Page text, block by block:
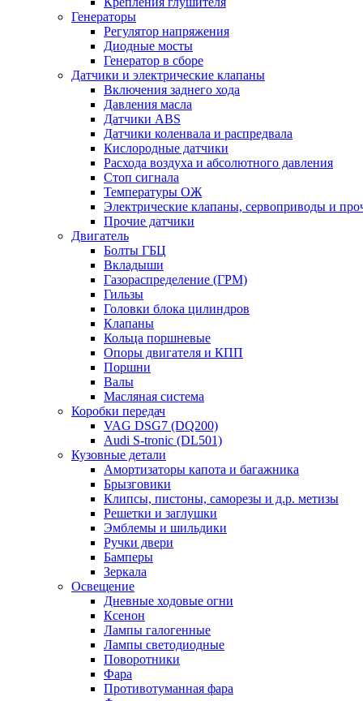
Генераторы
Регулятор напряжения
Диодные мосты
Генератор в сборе
Датчики и электрические клапаны
Включения заднего хода
Давления масла
Датчики ABS
Датчики коленвала и распредвала
Кислородные датчики
Расхода воздуха и абсолютного давления
Стоп сигнала
Температуры ОЖ
Электрические клапаны, сервоприводы и
Прочие датчики
Двигатель
Болты ГБЦ
Вкладыши
Газораспределение (ГРМ)
Гильзы
Головки блока цилиндров
Клапаны
Кольца поршневые
Опоры двигателя и КПП
Поршни
Валы
Масляная система
Коробки передач
VAG DSG7 (DQ200)
Audi S-tronic (DL501)
Кузовные детали
Амортизаторы капота и багажника
Брызговики
Клипсы, пистоны, саморезы и д.р. метизы
Решетки и заглушки
Эмблемы и шильдики
Ручки двери
Бамперы
Зеркала
Освещение
Дневные ходовые огни
Ксенон
Лампы галогенные
Лампы светодиодные
Поворотники
Фара
Противотуманная фара